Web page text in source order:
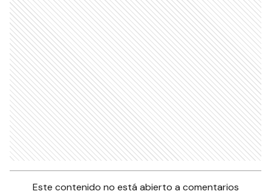
Este contenido no está abierto a comentarios